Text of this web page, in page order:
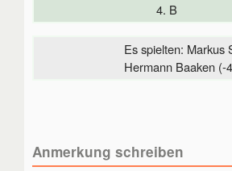
4. B
Es spielten: Markus
Hermann Baaken (-
Anmerkung schreiben